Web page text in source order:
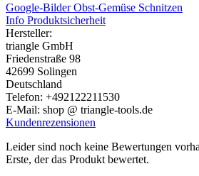
Google-Bilder Obst-Gemüse Schnitzen
Info Produktsicherheit
Hersteller:
triangle GmbH
Friedenstraße 98
42699 Solingen
Deutschland
Telefon: +492122211530
E-Mail: shop @ triangle-tools.de
Kundenrezensionen
Leider sind noch keine Bewertungen
Erste, der das Produkt bewertet.